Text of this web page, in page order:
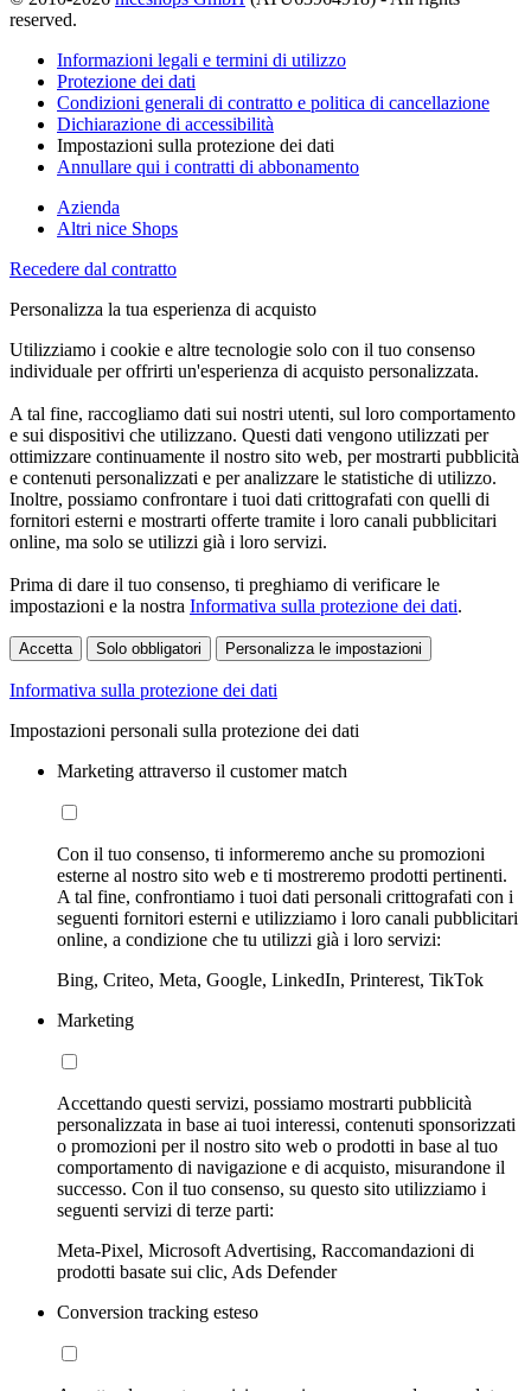
reserved.
Informazioni legali e termini di utilizzo
Protezione dei dati
Condizioni generali di contratto e politica di cancellazione
Dichiarazione di accessibilità
Impostazioni sulla protezione dei dati
Annullare qui i contratti di abbonamento
Azienda
Altri nice Shops
Recedere dal contratto
Personalizza la tua esperienza di acquisto
Utilizziamo i cookie e altre tecnologie solo con il tuo consenso
individuale per offrirti un'esperienza di acquisto personalizzata.
A tal fine, raccogliamo dati sui nostri utenti, sul loro comportamento
e sui dispositivi che utilizzano. Questi dati vengono utilizzati per
ottimizzare continuamente il nostro sito web, per mostrarti pubblicità
e contenuti personalizzati e per analizzare le statistiche di utilizzo.
Inoltre, possiamo confrontare i tuoi dati crittografati con quelli di
fornitori esterni e mostrarti offerte tramite i loro canali pubblicitari
online, ma solo se utilizzi già i loro servizi.
Prima di dare il tuo consenso, ti preghiamo di verificare le
impostazioni e la nostra Informativa sulla protezione dei dati.
Accetta Solo obbligatori Personalizza le impostazioni
Informativa sulla protezione dei dati
Impostazioni personali sulla protezione dei dati
Marketing attraverso il customer match
Con il tuo consenso, ti informeremo anche su promozioni
esterne al nostro sito web e ti mostreremo prodotti pertinenti.
A tal fine, confrontiamo i tuoi dati personali crittografati con i
seguenti fornitori esterni e utilizziamo i loro canali pubblicitari
online, a condizione che tu utilizzi già i loro servizi:
Bing, Criteo, Meta, Google, LinkedIn, Printerest, TikTok
Marketing
Accettando questi servizi, possiamo mostrarti pubblicità
personalizzata in base ai tuoi interessi, contenuti sponsorizzati
o promozioni per il nostro sito web o prodotti in base al tuo
comportamento di navigazione e di acquisto, misurandone il
successo. Con il tuo consenso, su questo sito utilizziamo i
seguenti servizi di terze parti:
Meta-Pixel, Microsoft Advertising, Raccomandazioni di
prodotti basate sui clic, Ads Defender
Conversion tracking esteso